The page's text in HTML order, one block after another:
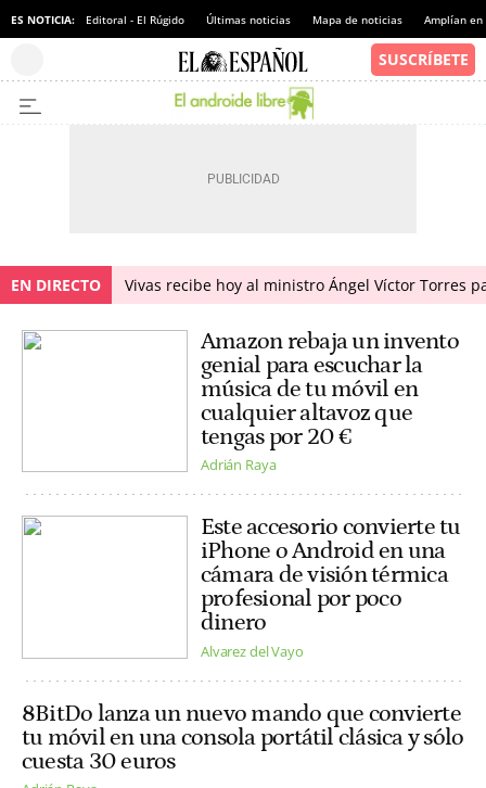
ES NOTICIA: Editoral - El Rúgido Últimas noticias Mapa de noticias Amplían
EN DIRECTO Vivas recibe hoy al ministro Ángel Víctor Torres
Amazon rebaja un invento
genial para escuchar la
música de tu móvil en
cualquier altavoz que
tengas por 20 €
Adrián Raya
Este accesorio convierte tu
iPhone o Android en una
cámara de visión térmica
profesional por poco
dinero
Alvarez del Vayo
8BitDo lanza un nuevo mando que convierte
tu móvil en una consola portátil clásica y sólo
cuesta 30 euros